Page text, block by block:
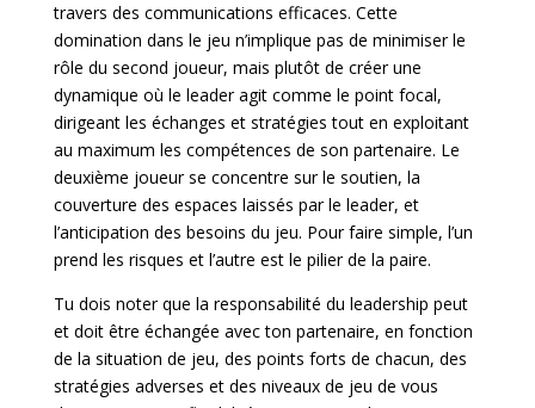
travers des communications efficaces. Cette
domination dans le jeu n’implique pas de minimiser le
rôle du second joueur, mais plutôt de créer une
dynamique où le leader agit comme le point focal,
dirigeant les échanges et stratégies tout en exploitant
au maximum les compétences de son partenaire. Le
deuxième joueur se concentre sur le soutien, la
couverture des espaces laissés par le leader, et
l’anticipation des besoins du jeu. Pour faire simple, l’un
prend les risques et l’autre est le pilier de la paire.
Tu dois noter que la responsabilité du leadership peut
et doit être échangée avec ton partenaire, en fonction
de la situation de jeu, des points forts de chacun, des
stratégies adverses et des niveaux de jeu de vous